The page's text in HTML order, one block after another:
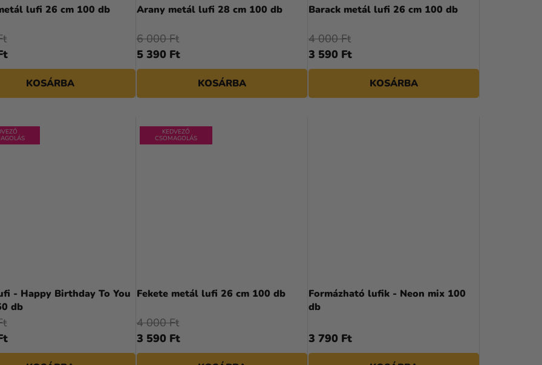
N
Z
É
lufi 26 cm 100 db
KOSÁRBA
Arany metál lufi 28 cm 100 db
5 390 Ft
6 000 Ft
KOSÁRBA
Barack metál lufi 26 cm 100 db
3 590 Ft
4 000 Ft
KOSÁRBA
- Happy Birthday To You
db
KEDVEZŐ
CSOMAGOLÁS
Fekete metál lufi 26 cm 100 db
3 590 Ft
4 000 Ft
Formázható lufik - Neon mix 100
db
3 790 Ft